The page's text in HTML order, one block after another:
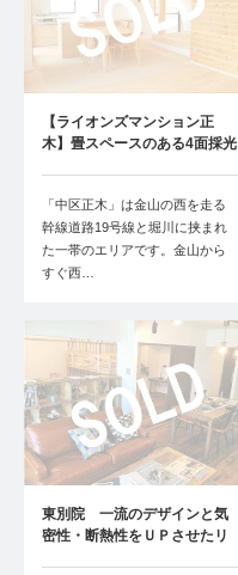
【ライオンズマンション正
木】畳スペースのある4面採光
「中区正木」は金山の西を走る
幹線道路19号線と堀川に挟まれ
た一帯のエリアです。金山から
すぐ西…
東別院 一流のデザインと気
密性・断熱性をＵＰさせたリ